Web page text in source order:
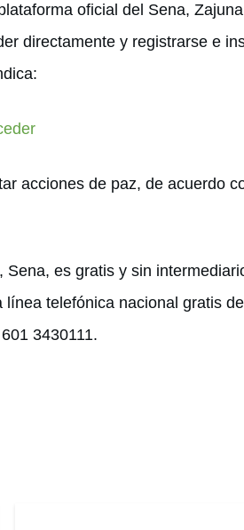
oficial del Sena,
directamente y registrarse e
acciones de paz, de acuerdo
es gratis y sin
telefónica nacional gratis
3430111.